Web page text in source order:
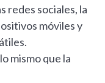
redes sociales, la
móviles y
mismo que la